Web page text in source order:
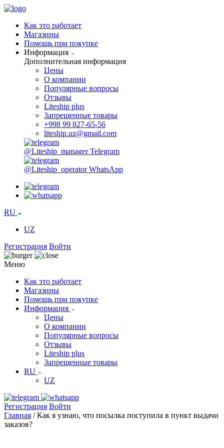
Как это работает
Магазины
Помощь при покупке
Информация
Дополнительная информация
Цены
О компании
Популярные вопросы
Отзывы
Liteship plus
Запрещенные товары
+998 99 827-65-56
liteship.uz@gmail.com
@Liteship_manager Telegram
@Liteship_operator WhatsApp
RU
UZ
Регистрация Войти
Меню
Как это работает
Магазины
Помощь при покупке
Информация
Цены
О компании
Популярные вопросы
Отзывы
Liteship plus
Запрещенные товары
RU
UZ
Регистрация Войти
Главная / Как я узнаю, что посылка поступила в пункт выдачи
заказов?